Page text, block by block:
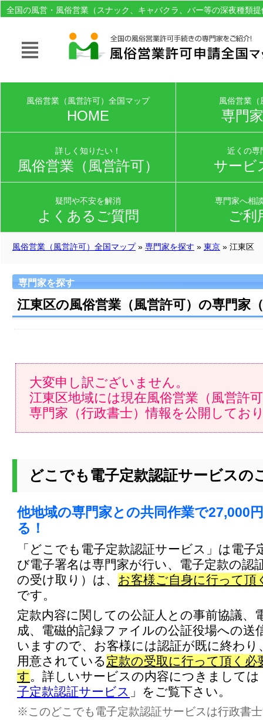
全国の風営・風俗営業（スナック、キャバクラ、バー等の深夜種類
風俗営業（風営許可）全国マップ» 専門家を探す » 東京 » 江東区
専門家を探す
江東区の風俗営業（風営許可）の専門家
大変申し訳ございません。
江東区地域には現在風俗営業（風営許
専門家（行政書士）情報を公開してお
どこでも電子定款認証サービスの
他地域の専門家との共同作業で27,000
る！
「どこでも電子定款認証サービス」は電子
び電子署名は専門家が行い、電子定款の認
の受け取り）は、 お客様ご自身に行って頂
です。
定款内容に関しての公証人との事前協議、
成、電磁的記録ファイルの公証役場への送
いますので、お客様には認証が既に終わり
用意されている定款の受取に行って頂く必
す。詳しいサービスの内容につきましては
子定款認証サービス 」をご覧下さい。
※このどこでも電子定款認証サービスは行政書
風俗営業（風営許可）全国マップ
HOME
風俗営業
専門
詳しく知りたい！
風俗営業（風営許可）
近くの専
サービ
疑問や不安を解消
よくあるご質問
専門家へ相
ご利